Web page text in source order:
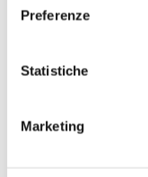
Preferenze
Statistiche
Marketing